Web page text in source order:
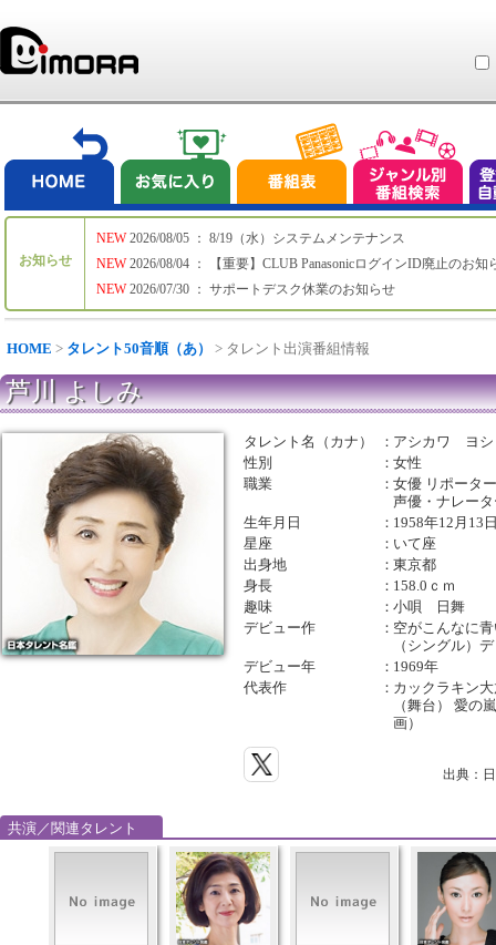
お知らせ
NEW
NEW
NEW
2026/08/05 ： 8/19（水）システムメンテナンス
2026/08/04 ： 【重要】CLUB PanasonicログインID廃止のお知
2026/07/30 ： サポートデスク休業のお知らせ
HOME > タレント50音順（あ） > タレント出演番組情報
芦川 よしみ
タレント名（カナ） ： アシカワ ヨシ
性別
：女性
職業
：女優 リポータ
声優・ナレー
生年月日
： 1958年12月13
星座
： いて座
出身地
：東京都
身長
： 158.0ｃｍ
趣味
：小唄 日舞
デビュー作
： 空がこんなに
（シングル）
デビュー年
： 1969年
代表作
： カックラキン
（舞台） 愛の
画）
出典：
共演／関連タレント